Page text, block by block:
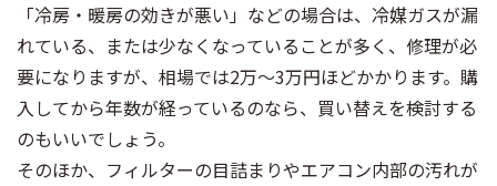
「冷房・暖房の効きが悪い」などの場合は、冷媒ガスが漏
れている、または少なくなっていることが多く、修理が必
要になりますが、相場では2万～3万円ほどかかります。購
入してから年数が経っているのなら、買い替えを検討する
のもいいでしょう。
そのほか、フィルターの目詰まりやエアコン内部の汚れが